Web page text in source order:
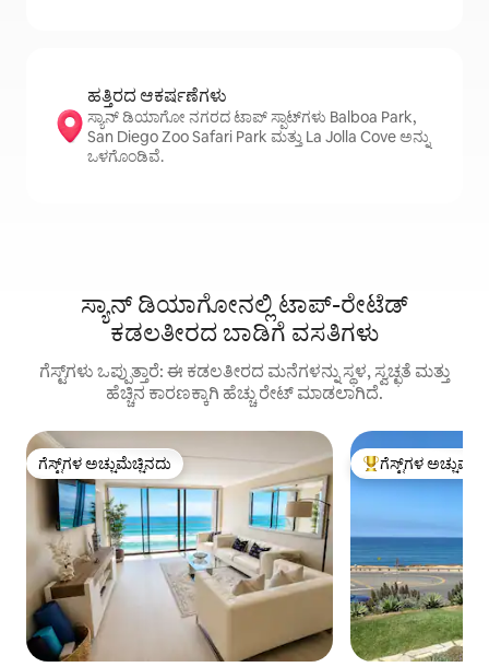
ಹತ್ತಿರದ ಆಕರ್ಷಣೆಗಳು
ಸ್ಯಾನ್ ಡಿಯಾಗೋ ನಗರದ ಟಾಪ್ ಸ್ಪಾಟ್‌ಗಳು Balboa Park,
San Diego Zoo Safari Park ಮತ್ತು La Jolla Cove ಅನ್ನು
ಒಳಗೊಂಡಿವೆ.
ಸ್ಯಾನ್ ಡಿಯಾಗೋನಲ್ಲಿ ಟಾಪ್-ರೇಟೆಡ್
ಕಡಲತೀರದ ಬಾಡಿಗೆ ವಸತಿಗಳು
ಗೆಸ್ಟ್‌ಗಳು ಒಪ್ಪುತ್ತಾರೆ: ಈ ಕಡಲತೀರದ ಮನೆಗಳನ್ನು ಸ್ಥಳ, ಸ್ವಚ್ಛತೆ ಮತ್ತು
ಹೆಚ್ಚಿನ ಕಾರಣಕ್ಕಾಗಿ ಹೆಚ್ಚು ರೇಟ್ ಮಾಡಲಾಗಿದೆ.
ಗೆಸ್ಟ್‌ಗಳ ಅಚ್ಚುಮೆಚ್ಚಿನದು
ಗೆಸ್ಟ್‌ಗಳ ಅಚ್ಚುಮೆಚ್ಚಿನದು ಗೆಸ್ಟ್‌ಗಳಿಗೆ ಅತಿ ಹೆಚ್ಚು
ಗೆಸ್ಟ್‌ಗಳ